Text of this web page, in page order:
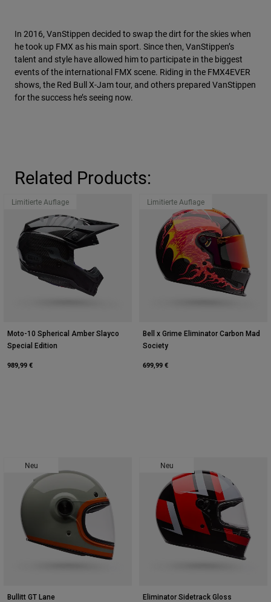
In 2016, VanStippen decided to swap the dirt for the skies when
he took up FMX as his main sport. Since then, VanStippen’s
talent and style have allowed him to participate in the biggest
events of the international FMX scene. Riding in the FMX4EVER
shows, the Red Bull X-Jam tour, and others prepared VanStippen
for the success he’s seeing now.
Related Products:
Limitierte Auflage
Moto-10 Spherical Amber Slayco
Special Edition
989,99 €
Limitierte Auflage
Bell x Grime Eliminator Carbon Mad
Society
699,99 €
Neu
Bullitt GT Lane
Neu
Eliminator Sidetrack Gloss